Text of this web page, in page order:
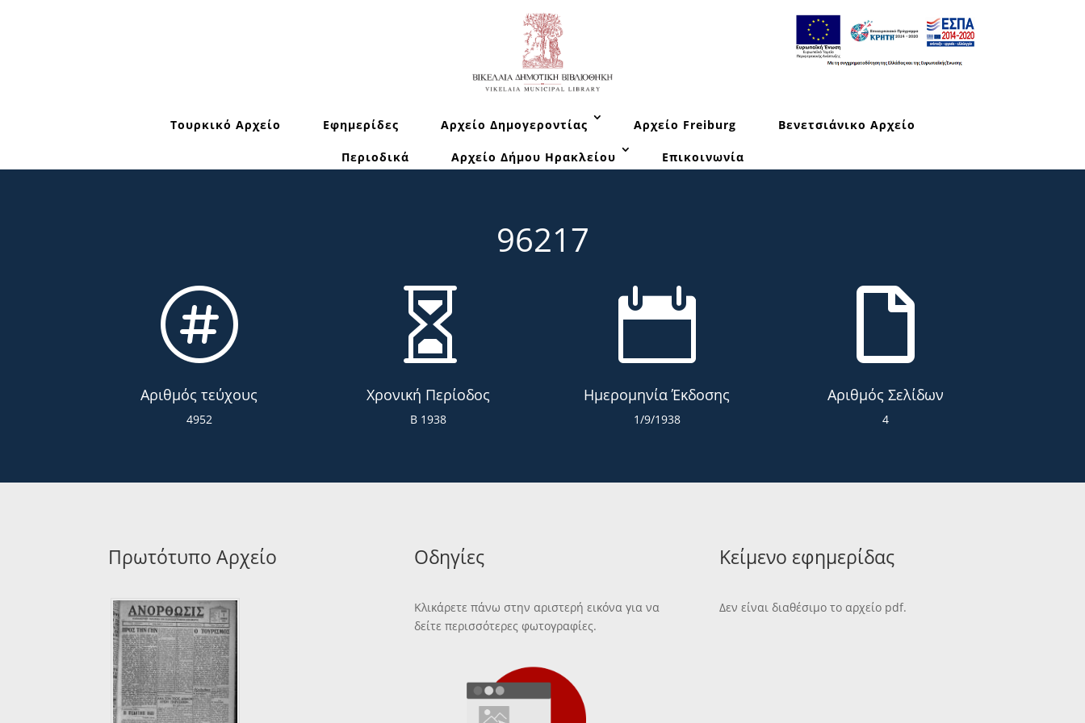
Τουρκικό Αρχείο Εφημερίδες Αρχείο Δημογεροντίας Αρχείο Freiburg Βενετσιάνικο Αρχείο
Περιοδικά Αρχείο Δήμου Ηρακλείου Επικοινωνία
96217

Αριθμός τεύχους
4952

Χρονική Περίοδος
Β 1938

Ημερομηνία Έκδοσης
1/9/1938

Αριθμός Σελίδων
4
Πρωτότυπο Αρχείο Οδηγίες
Κλικάρετε πάνω στην αριστερή εικόνα για να
δείτε περισσότερες φωτογραφίες.
Κείμενο εφημερίδας
Δεν είναι διαθέσιμο το αρχείο pdf.